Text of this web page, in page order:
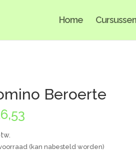
Home Cursussen
Beroerte
(kan nabesteld worden)